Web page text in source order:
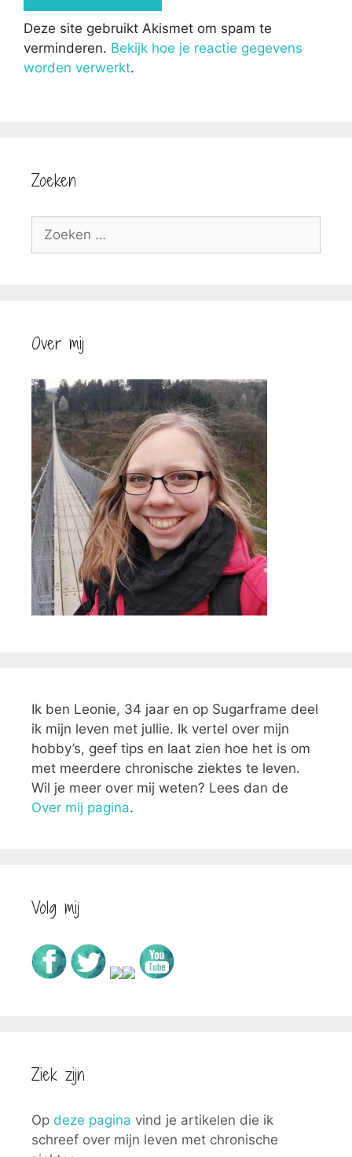
Deze site gebruikt Akismet om spam te
verminderen. Bekijk hoe je reactie gegevens
worden verwerkt.
Zoeken
naar:
Over mij
Ik ben Leonie, 34 jaar en op Sugarframe deel
ik mijn leven met jullie. Ik vertel over mijn
hobby’s, geef tips en laat zien hoe het is om
met meerdere chronische ziektes te leven.
Wil je meer over mij weten? Lees dan de
Over mij pagina.
Volg mij
Ziek zijn
Op deze pagina vind je artikelen die ik
schreef over mijn leven met chronische